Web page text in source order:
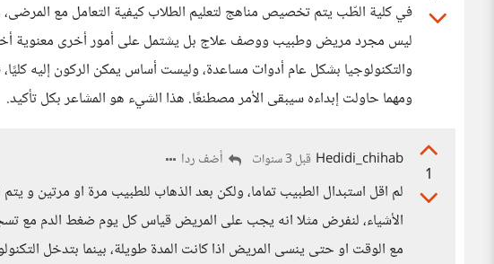
في كلية الطّب يتم تخصيص مناهج لتعليم الطلاب كيفية التعامل مع المرضى،
ليس مجرد مريض وطبيب ووصف علاج بل يشتمل على أمور أخرى معنوية
والتكنولوجيا بشكل عام أدوات مساعدة، وليست أساس يمكن الركون إليه
ومهما حاولت إبداءه سيبقى الأمر مصطنعًا. هذا الشيء هو المشاعر بكل تأكيد.
1
Hedidi_chihab قبل 3 سنوات أضف ردا
لم اقل استبدال الطبيب تماما، ولكن بعد الذهاب للطبيب مرة او مرتين و
الأشياء، لنفرض مثلا انه يجب على المريض قياس كل يوم ضغط الدم مع
مع الوقت او حتى ينسى المريض اذا كانت المدة طويلة، بينما بتدخل